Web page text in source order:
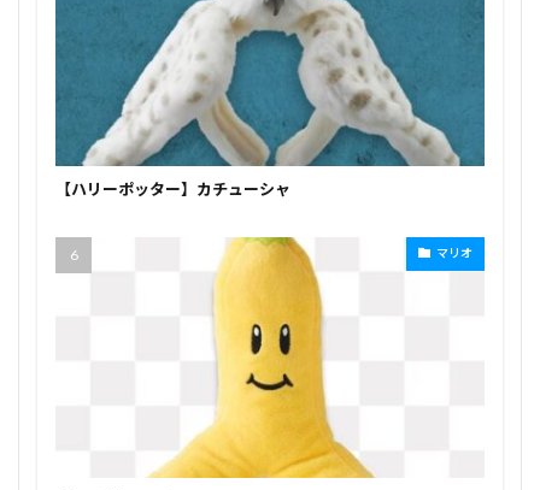
【ハリーポッター】カチューシャ
マリオ